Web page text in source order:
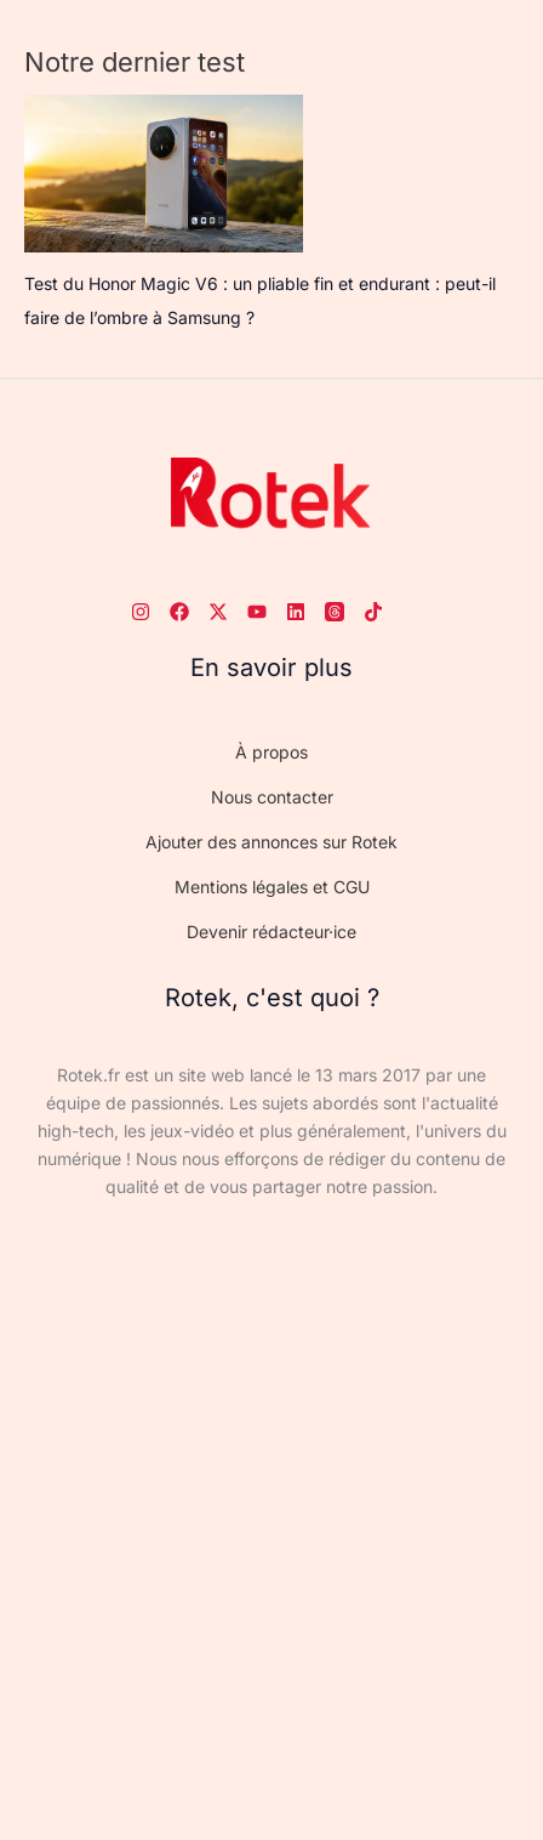
Notre dernier test
Test du Honor Magic V6 : un pliable fin et endurant : peut-il
faire de l’ombre à Samsung ?
En savoir plus
À propos
Nous contacter
Ajouter des annonces sur Rotek
Mentions légales et CGU
Devenir rédacteur·ice
Rotek, c'est quoi ?
Rotek.fr est un site web lancé le 13 mars 2017 par une
équipe de passionnés. Les sujets abordés sont l'actualité
high-tech, les jeux-vidéo et plus généralement, l'univers du
numérique ! Nous nous efforçons de rédiger du contenu de
qualité et de vous partager notre passion.